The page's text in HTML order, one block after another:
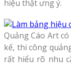
hiệu thật ưng ý.
Quảng Cáo Art
kế, thi công
rất hiểu rõ nhu